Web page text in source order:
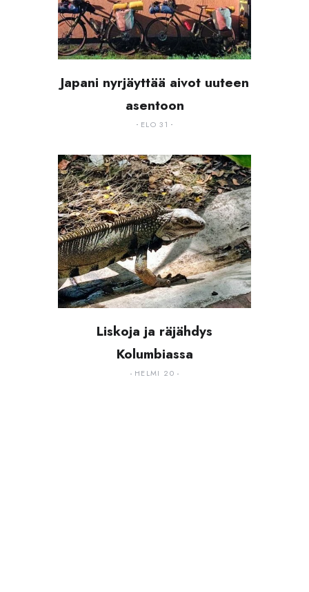
Japani nyrjäyttää aivot uuteen
asentoon
ELO 31
Liskoja ja räjähdys
Kolumbiassa
HELMI 20